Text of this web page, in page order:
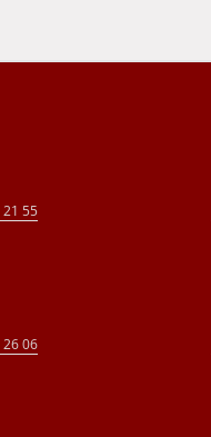
55
06